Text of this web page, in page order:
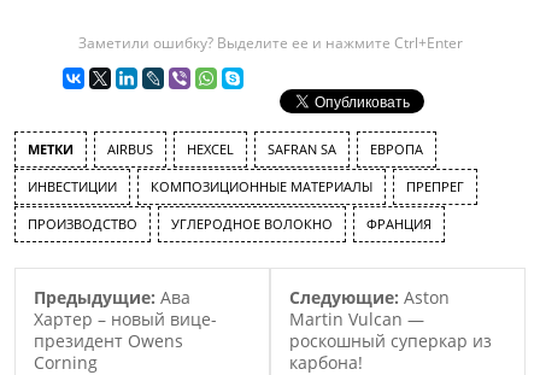
Group, компания
производственные
на территории Мексики.
Предприятие Zoltek de
Mexico находится в
городе Гвадалахара, что в
штате Халиско,
сегодняшний…
Заметили ошибку? Выделите ее и нажмите Ctrl+Enter
МЕТКИ AIRBUS HEXСEL SAFRAN SA ЕВРОПА
ИНВЕСТИЦИИ КОМПОЗИЦИОННЫЕ МАТЕРИАЛЫ ПРЕПРЕГ
ПРОИЗВОДСТВО УГЛЕРОДНОЕ ВОЛОКНО ФРАНЦИЯ
Предыдущие: Ава
Хартер – новый вице-
президент Owens
Corning
Следующие: Aston
Martin Vulcan —
роскошный суперкар из
карбона!